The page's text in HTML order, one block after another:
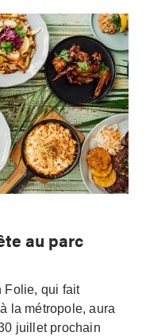
au parc
Folie, qui fait
la métropole, aura
juillet prochain